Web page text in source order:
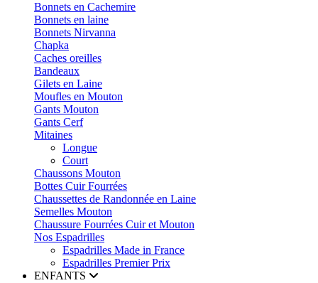
Bonnets en Cachemire
Bonnets en laine
Bonnets Nirvanna
Chapka
Caches oreilles
Bandeaux
Gilets en Laine
Moufles en Mouton
Gants Mouton
Gants Cerf
Mitaines
Longue
Court
Chaussons Mouton
Bottes Cuir Fourrées
Chaussettes de Randonnée en Laine
Semelles Mouton
Chaussure Fourrées Cuir et Mouton
Nos Espadrilles
Espadrilles Made in France
Espadrilles Premier Prix
ENFANTS